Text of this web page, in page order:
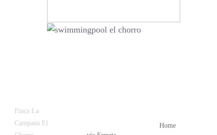
Finca La
Campana El
Home